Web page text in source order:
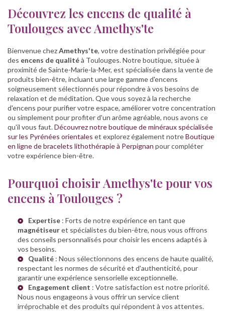
Découvrez les encens de qualité à
Toulouges avec Amethys'te
Bienvenue chezAmethys'te, votre destination privilégiée pour
des encens de qualitéà Toulouges. Notre boutique, située à
proximité de Sainte-Marie-la-Mer, est spécialisée dans la vente de
produits bien-être, incluant une large gamme d'encens
soigneusement sélectionnés pour répondre à vos besoins de
relaxation et de méditation. Que vous soyez à la recherche
d'encens pour purifier votre espace, améliorer votre concentration
ou simplement pour profiter d'un arôme agréable, nous avons ce
qu'il vous faut.Découvrez notre boutique de minéraux spécialisée
sur les Pyrénées orientales et explorez également notreBoutique
en ligne de bracelets lithothérapie à Perpignan pour compléter
votre expérience bien-être.
Pourquoi choisir Amethys'te pour vos
encens à Toulouges ?
Expertise : Forts de notre expérience en tant que
magnétiseuret spécialistes du bien-être, nous vous offrons
des conseils personnalisés pour choisir les encens adaptés à
vos besoins.
Qualité : Nous sélectionnons des encens de haute qualité,
respectant les normes de sécurité et d'authenticité, pour
garantir une expérience sensorielle exceptionnelle.
Engagement client : Votre satisfaction est notre priorité.
Nous nous engageons à vous offrir un service client
irréprochable et des produits qui répondent à vos attentes.